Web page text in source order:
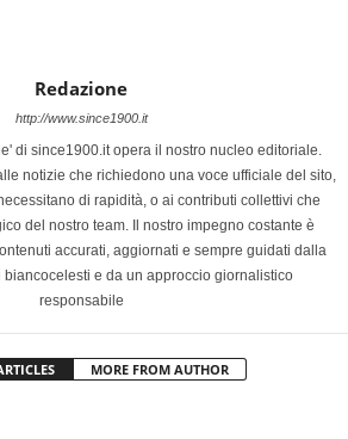
Redazione
http://www.since1900.it
di since1900.it opera il nostro nucleo editoriale.
notizie che richiedono una voce ufficiale del sito,
di rapidità, o ai contributi collettivi che
del nostro team. Il nostro impegno costante è
accurati, aggiornati e sempre guidati dalla
e da un approccio giornalistico
responsabile
MORE FROM AUTHOR